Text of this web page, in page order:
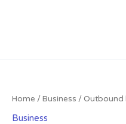
Home /Business / Outbound
Business